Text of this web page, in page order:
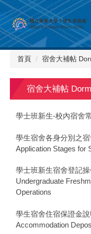
跳
到
主
要
內
首頁 宿舍大補帖
宿舍大補帖
學士班新生-校內宿舍
學生宿舍各身分別 之
Application Stages for
學士班新生宿舍登記
Undergraduate
Operations
學生宿舍住宿保證金
Accommodation